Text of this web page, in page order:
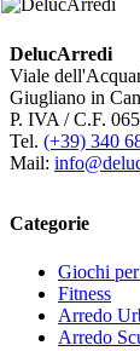
DelucArredi
Viale
Giugliano in
P. IVA / C.F.
Tel. (+39) 340
Mail:
Categorie
Giochi
Fitness
Arredo
Arredo